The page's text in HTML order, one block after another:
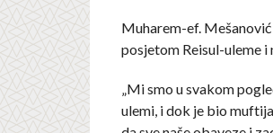
Muharem-ef.
posjetom Reisul-uleme i
„Mi smo u svakom
ulemi, i dok je bio